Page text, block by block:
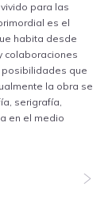
para las
es el
habita desde
colaboraciones
que
la obra se
serigrafía,
en el medio